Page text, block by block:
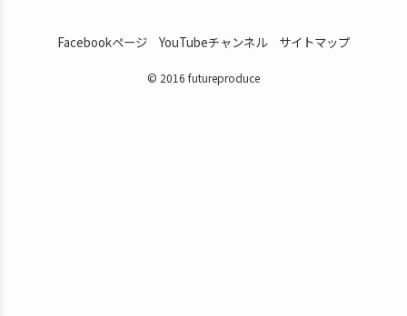
Facebookページ YouTubeチャンネル サイトマップ
© 2016 futureproduce